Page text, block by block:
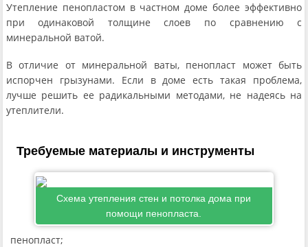
Утепление пенопластом в частном доме более эффективно
при одинаковой толщине слоев по сравнению с
минеральной ватой.
В отличие от минеральной ваты, пенопласт может быть
испорчен грызунами. Если в доме есть такая проблема,
лучше решить ее радикальными методами, не надеясь на
утеплители.
Требуемые материалы и инструменты
Схема утепления стен и потолка дома при
помощи пенопласта.
пенопласт;